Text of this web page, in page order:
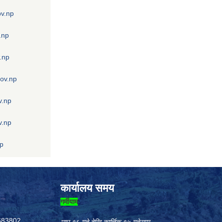
कार्यालय समय
गर्मीयाम